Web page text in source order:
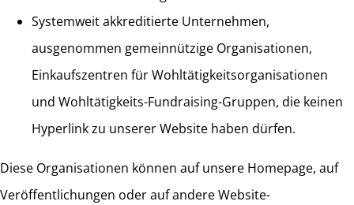
Systemweit akkreditierte Unternehmen,
ausgenommen gemeinnützige Organisationen,
Einkaufszentren für Wohltätigkeitsorganisationen
und Wohltätigkeits-Fundraising-Gruppen, die keinen
Hyperlink zu unserer Website haben dürfen.
Diese Organisationen können auf unsere Homepage, auf
Veröffentlichungen oder auf andere Website-